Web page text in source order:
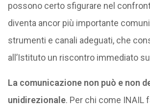
possono certo sfigurare nel
diventa ancor più importante
strumenti e canali adeguati, che
all’Istituto un riscontro immediato
La comunicazione non può e non
unidirezionale. Per chi come INAIL